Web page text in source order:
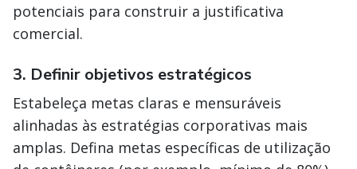
potenciais para construir a justificativa
comercial.
3. Definir objetivos estratégicos
Estabeleça metas claras e mensuráveis
alinhadas às estratégias corporativas mais
amplas. Defina metas específicas de utilização